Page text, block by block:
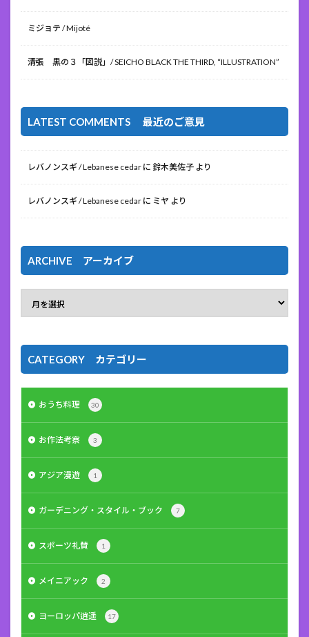
ミジョテ / Mijoté
清張 黒の３「図説」/ SEICHO BLACK THE THIRD, “ILLUSTRATION”
LATEST COMMENTS 最近のご意見
レバノンスギ / Lebanese cedar に 鈴木美佐子 より
レバノンスギ / Lebanese cedar に ミヤ より
ARCHIVE アーカイブ
CATEGORY カテゴリー
おうち料理 30
お作法考察 3
アジア漫遊 1
ガーデニング・スタイル・ブック 7
スポーツ礼賛 1
メイニアック 2
ヨーロッパ逍遥 17